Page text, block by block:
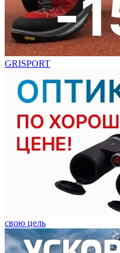
GRISPORT
свою цель